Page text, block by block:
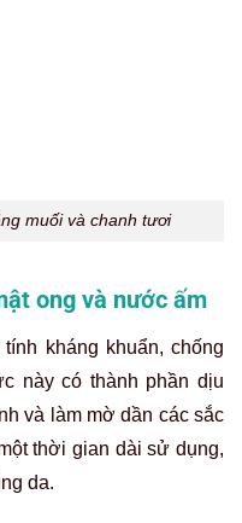
mật ong và sữa chua.
làm nhạt màu mực
năng làm dịu, cấp ẩm và
hợp với Vitamin E là một
đẩy chu trình tái tạo da
bào chứa mực lên bề